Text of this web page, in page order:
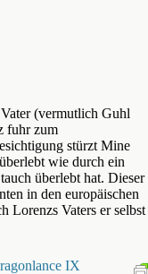
(vermutlich Guhl
fuhr zum
stürzt Mine
wie durch ein
überlebt hat. Dieser
in den europäischen
Lorenzs Vaters er selbst
IX